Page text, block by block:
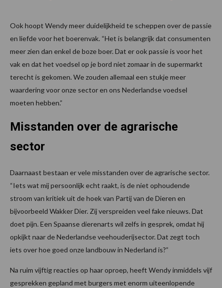
Ook hoopt Wendy meer duidelijkheid te scheppen over de passie
en liefde voor het boerenvak. “Het is belangrijk dat consumenten
meer zien dan enkel de boze boer. Dat er ook passie is voor het
vak en dat het voedsel op je bord niet zomaar in de supermarkt
terecht is gekomen. We zouden allemaal een stukje meer
waardering voor onze sector en ons Nederlandse voedsel
moeten hebben.”
Misstanden over de agrarische
sector
Daarnaast bestaan er vele misstanden over de agrarische sector.
“Iets wat mij persoonlijk echt raakt, is de niet ophoudende
stroom van kritiek uit de hoek van Partij van de Dieren en
bijvoorbeeld Wakker Dier. Zij verspreiden veel fake nieuws. Dat
doet pijn. Een Spaanse dierenarts wil zelfs in gesprek, omdat hij
opkijkt naar de Nederlandse veehouderijsector. Dat zegt toch
iets over hoe goed onze landbouw in Nederland is?”
Na ruim vijftig reacties op haar oproep, heeft Wendy inmiddels vijf
gesprekken gepland met burgers met enorm uiteenlopende